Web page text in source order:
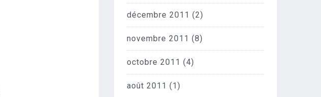
décembre 2011 (2)
novembre 2011 (8)
octobre 2011 (4)
août 2011 (1)